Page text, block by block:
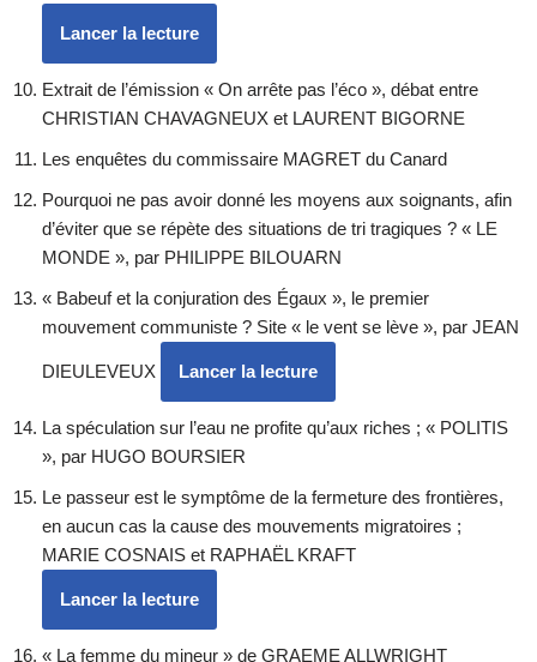
Lancer la lecture
Extrait de l’émission « On arrête pas l’éco », débat entre
CHRISTIAN CHAVAGNEUX et LAURENT BIGORNE
Les enquêtes du commissaire MAGRET du Canard
Pourquoi ne pas avoir donné les moyens aux soignants, afin
d’éviter que se répète des situations de tri tragiques ? « LE
MONDE », par PHILIPPE BILOUARN
« Babeuf et la conjuration des Égaux », le premier
mouvement communiste ? Site « le vent se lève », par JEAN
DIEULEVEUX Lancer la lecture
La spéculation sur l’eau ne profite qu’aux riches ; « POLITIS
», par HUGO BOURSIER
Le passeur est le symptôme de la fermeture des frontières,
en aucun cas la cause des mouvements migratoires ;
MARIE COSNAIS et RAPHAËL KRAFT
Lancer la lecture
« La femme du mineur » de GRAEME ALLWRIGHT